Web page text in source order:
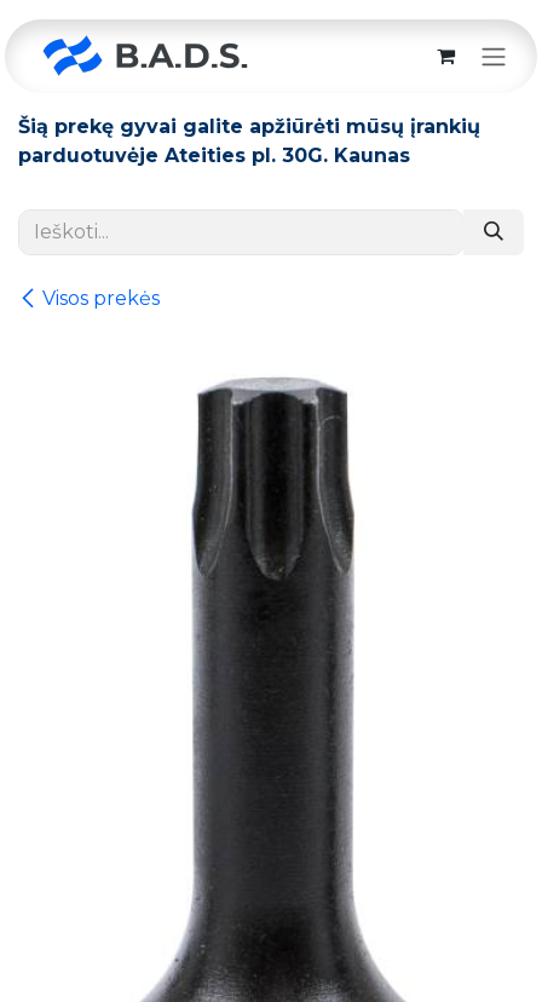
Šią prekę gyvai galite apžiūrėti mūsų įrankių
parduotuvėje Ateities pl. 30G. Kaunas
Visos prekės